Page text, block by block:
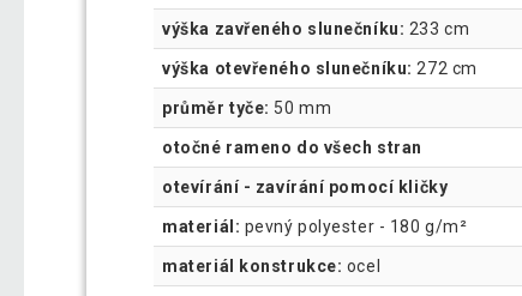
výška zavřeného slunečníku: 233 cm
výška otevřeného slunečníku: 272 cm
průměr tyče: 50 mm
otočné rameno do všech stran
otevírání - zavírání pomocí kličky
materiál: pevný polyester - 180 g/m²
materiál konstrukce: ocel